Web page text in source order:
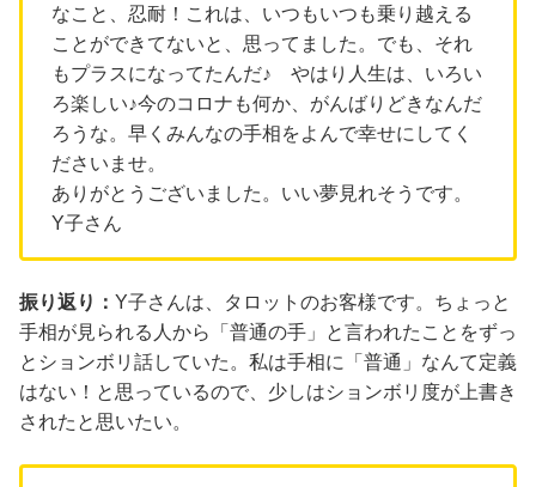
なこと、忍耐！これは、いつもいつも乗り越える
ことができてないと、思ってました。でも、それ
もプラスになってたんだ♪ やはり人生は、いろい
ろ楽しい♪今のコロナも何か、がんばりどきなんだ
ろうな。早くみんなの手相をよんで幸せにしてく
ださいませ。
ありがとうございました。いい夢見れそうです。
Y子さん
振り返り： Y子さんは、タロットのお客様です。ちょっと
手相が見られる人から「普通の手」と言われたことをずっ
とションボリ話していた。私は手相に「普通」なんて定義
はない！と思っているので、少しはションボリ度が上書き
されたと思いたい。